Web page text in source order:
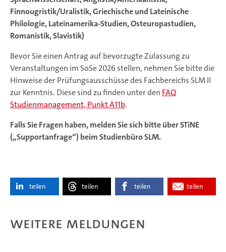
Finnougristik/Uralistik, Griechische und Lateinische
Philologie, Lateinamerika-Studien, Osteuropastudien,
Romanistik, Slavistik)
Bevor Sie einen Antrag auf bevorzugte Zulassung zu
Veranstaltungen im SoSe 2026 stellen, nehmen Sie bitte die
Hinweise der Prüfungsausschüsse des Fachbereichs SLM II
zur Kenntnis. Diese sind zu finden unter den FAQ
Studienmanagement, Punkt A11b.
Falls Sie Fragen haben, melden Sie sich bitte über STiNE
(„Supportanfrage“) beim Studienbüro SLM.
teilen teilen teilen teilen
Weitere Meldungen